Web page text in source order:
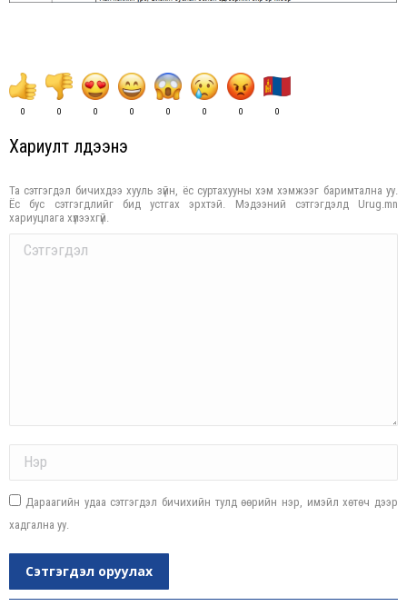
0 0 0 0 0 0 0 0
Хариулт үлдээнэ үү
Та сэтгэгдэл бичихдээ хууль зүйн, ёс суртахууны хэм хэмжээг баримтална уу.
Ёс бус сэтгэгдлийг бид устгах эрхтэй. Мэдээний сэтгэгдэлд Urug.mn
хариуцлага хүлээхгүй.
Comment
Дараагийн удаа сэтгэгдэл бичихийн тулд өөрийн нэр, имэйл хөтөч дээр
хадгална уу.
Сэтгэгдэл оруулах